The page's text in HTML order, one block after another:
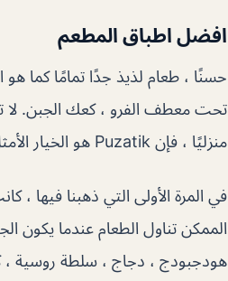
افضل اطباق المطعم
حسنًا ، طعام لذيذ جدًا تمامًا كما
تحت معطف الفرو ، كعك الجبن. لا
منزليًا ، فإن Puzatik هو الخيار الأمثل! متحمس
الممكن تناول الطعام عندما يكون
هودجبودج ، دجاج ، سلطة روسية